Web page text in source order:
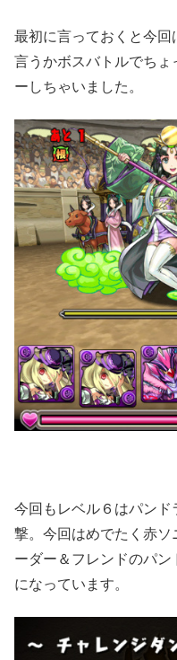
最初に言っておくと今回
言うかボスバトルでちょ
ーしちゃいました。
今回もレベル６はパン
撃。今回はめでたく赤ソ
ーダー＆フレンドのパ
になっています。